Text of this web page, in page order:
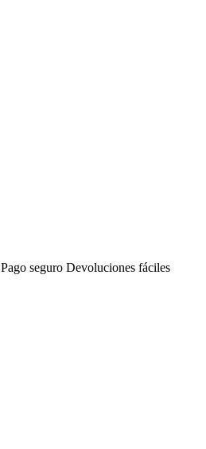
Pago seguro Devoluciones fáciles